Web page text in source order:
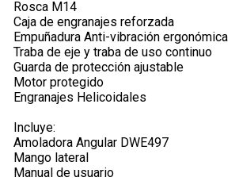
Rosca M14
Caja de engranajes reforzada
Empuñadura Anti-vibración ergonómica
Traba de eje y traba de uso continuo
Guarda de protección ajustable
Motor protegido
Engranajes Helicoidales
Incluye:
Amoladora Angular DWE497
Mango lateral
Manual de usuario